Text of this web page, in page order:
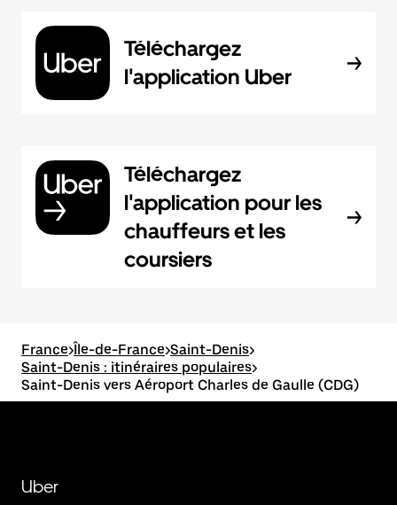
Téléchargez
l'application Uber
Téléchargez
l'application pour les
chauffeurs et les
coursiers
France>Île-de-France>Saint-Denis>
Saint-Denis : itinéraires populaires>
Saint-Denis vers Aéroport Charles de Gaulle (CDG)
Uber